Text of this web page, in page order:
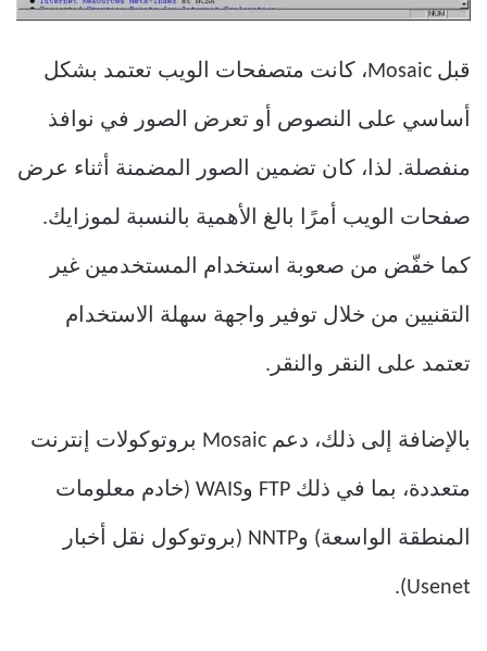
قبل Mosaic، كانت متصفحات الويب تعتمد بشكل
أساسي على النصوص أو تعرض الصور في نوافذ
منفصلة. لذا، كان تضمين الصور المضمنة أثناء عرض
صفحات الويب أمرًا بالغ الأهمية بالنسبة لموزايك.
كما خفّض من صعوبة استخدام المستخدمين غير
التقنيين من خلال توفير واجهة سهلة الاستخدام
تعتمد على النقر والنقر.
بالإضافة إلى ذلك، دعم Mosaic بروتوكولات إنترنت
متعددة، بما في ذلك FTP وWAIS (خادم معلومات
المنطقة الواسعة) وNNTP (بروتوكول نقل أخبار
Usenet).